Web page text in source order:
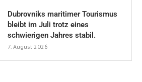
Dubrovniks maritimer Tourismus
bleibt im Juli trotz eines
schwierigen Jahres stabil.
7. August 2026